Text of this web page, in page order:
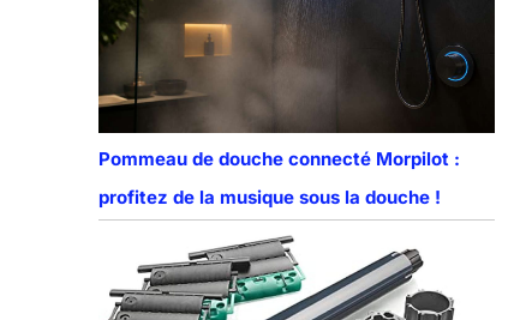
Pommeau de douche connecté Morpilot :
profitez de la musique sous la douche !